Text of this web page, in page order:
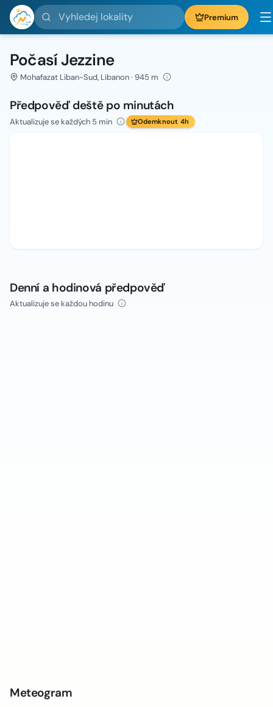
Vyhledej lokality Premium
Počasí Jezzine
Mohafazat Liban-Sud, Libanon · 945 m
Předpověď deště po minutách
Aktualizuje se každých 5 min Odemknout 4h
Denní a hodinová předpověď
Aktualizuje se každou hodinu
Meteogram